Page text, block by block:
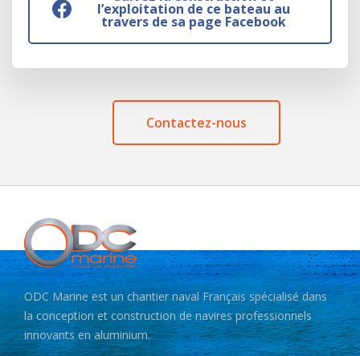
l’exploitation de ce bateau au
travers de sa page Facebook
Contactez-nous
ODC Marine est un chantier naval Français spécialisé dans
la conception et construction de navires professionnels
innovants en aluminium.